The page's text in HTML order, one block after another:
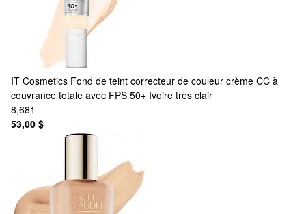
IT Cosmetics Fond de teint correcteur de couleur crème CC à
couvrance totale avec FPS 50+ Ivoire très clair
8,681
53,00 $